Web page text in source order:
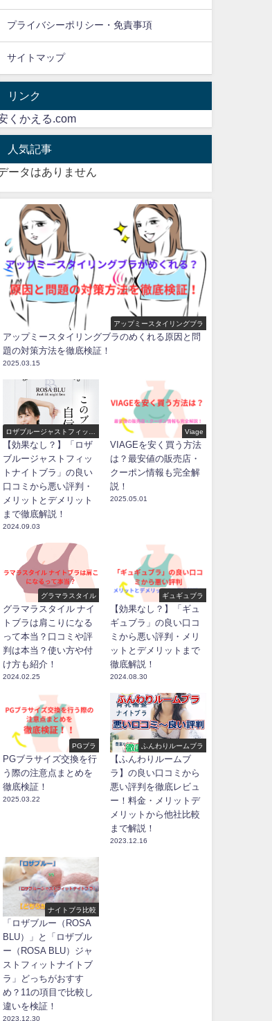
プライバシーポリシー・免責事項
サイトマップ
リンク
くかえる.com
人気記事
ータはありません
アップミースタイリングブラ
アップミースタイリングブラのめくれる原因と問
題の対策方法を徹底検証！
2025.03.15
ロザブルージャストフィット
ナイトブラ
【効果なし？】「ロザ
ブルージャストフィッ
トナイトブラ」の良い
口コミから悪い評判・
メリットとデメリット
まで徹底解説！
2024.09.03
Viage
VIAGEを安く買う方法
は？最安値の販売店・
クーポン情報も完全解
説！
2025.05.01
グラマラスタイル
グラマラスタイル ナイ
トブラは肩こりになる
って本当？口コミや評
判は本当？使い方や付
け方も紹介！
2024.02.25
ギュギュブラ
【効果なし？】「ギュ
ギュブラ」の良い口コ
ミから悪い評判・メリ
ットとデメリットまで
徹底解説！
2024.08.30
PGブラ
PGブラサイズ交換を行
う際の注意点まとめを
徹底検証！
2025.03.22
ふんわりルームブラ
【ふんわりルームブ
ラ】の良い口コミから
悪い評判を徹底レビュ
ー！料金・メリットデ
メリットから他社比較
まで解説！
2023.12.16
ナイトブラ比較
「ロザブルー（ROSA
BLU）」と「ロザブル
ー（ROSA BLU）ジャ
ストフィットナイトブ
ラ」どっちがおすす
め？11の項目で比較し
違いを検証！
2023.12.30